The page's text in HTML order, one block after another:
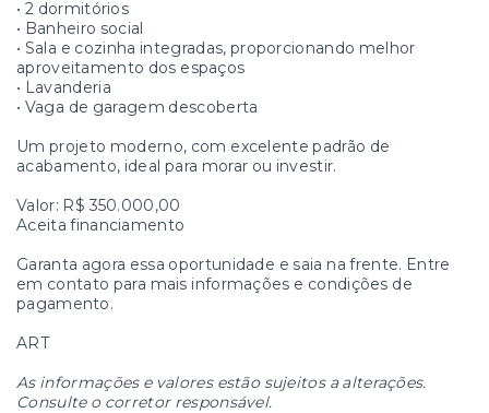
• 2 dormitórios
• Banheiro social
• Sala e cozinha integradas, proporcionando melhor
aproveitamento dos espaços
• Lavanderia
• Vaga de garagem descoberta
Um projeto moderno, com excelente padrão de
acabamento, ideal para morar ou investir.
Valor: R$ 350.000,00
Aceita financiamento
Garanta agora essa oportunidade e saia na frente. Entre
em contato para mais informações e condições de
pagamento.
ART
As informações e valores estão sujeitos a alterações.
Consulte o corretor responsável.